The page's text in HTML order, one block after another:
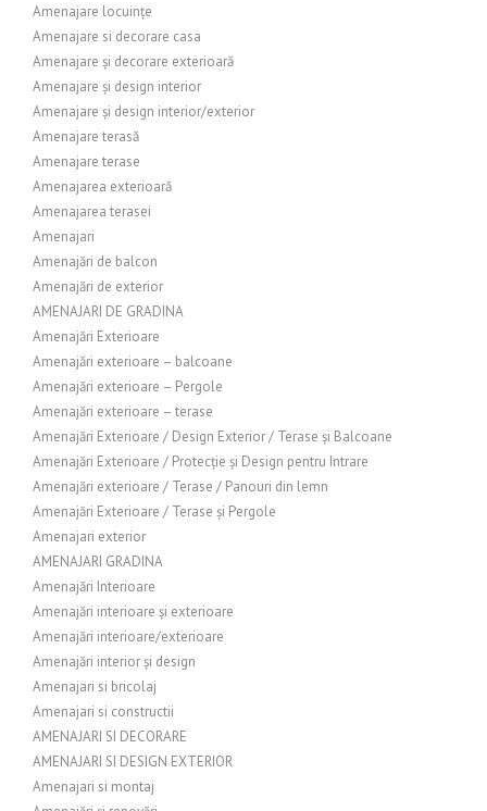
Amenajare locuințe
Amenajare si decorare casa
Amenajare și decorare exterioară
Amenajare și design interior
Amenajare și design interior/exterior
Amenajare terasă
Amenajare terase
Amenajarea exterioară
Amenajarea terasei
Amenajari
Amenajări de balcon
Amenajări de exterior
AMENAJARI DE GRADINA
Amenajări Exterioare
Amenajări exterioare – balcoane
Amenajări exterioare – Pergole
Amenajări exterioare – terase
Amenajări Exterioare / Design Exterior / Terase și Balcoane
Amenajări Exterioare / Protecție și Design pentru Intrare
Amenajări exterioare / Terase / Panouri din lemn
Amenajări Exterioare / Terase și Pergole
Amenajari exterior
AMENAJARI GRADINA
Amenajări Interioare
Amenajări interioare și exterioare
Amenajări interioare/exterioare
Amenajări interior și design
Amenajari si bricolaj
Amenajari si constructii
AMENAJARI SI DECORARE
AMENAJARI SI DESIGN EXTERIOR
Amenajari si montaj